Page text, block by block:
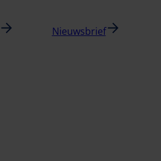
Nieuwsbrief